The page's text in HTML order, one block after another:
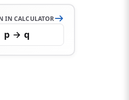
IN CALCULATOR
p → q